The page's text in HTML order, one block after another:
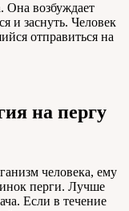
Она возбуждает
и заснуть. Человек
отправиться на
на пергу
человека, ему
перги. Лучше
Если в течение